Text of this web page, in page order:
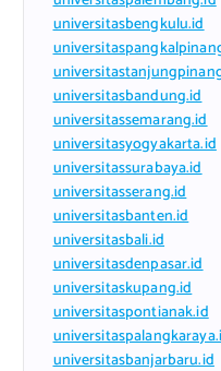
universitasbengkulu.id
universitasbandung.id
universitassemarang.id
universitasyogyakarta.id
universitassurabaya.id
universitasserang.id
universitasbanten.id
universitasbali.id
universitasdenpasar.id
universitaskupang.id
universitaspontianak.id
universitasbanjarbaru.id